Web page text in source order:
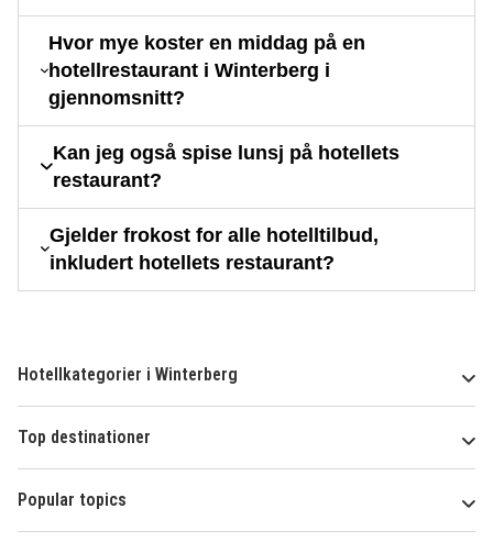
Hvor mye koster en middag på en
hotellrestaurant i Winterberg i
gjennomsnitt?
Kan jeg også spise lunsj på hotellets
restaurant?
Gjelder frokost for alle hotelltilbud,
inkludert hotellets restaurant?
Hotellkategorier i Winterberg
Top destinationer
Popular topics